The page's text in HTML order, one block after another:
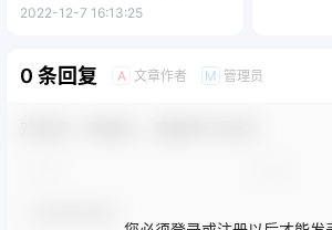
2022-12-7 16:13:25
0 条回复 A 文章作者 M 管理员